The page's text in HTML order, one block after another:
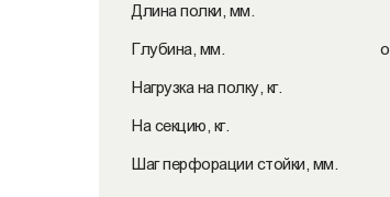
Длина полки, мм.
Глубина, мм.
Нагрузка на полку, кг.
На секцию, кг.
Шаг перфорации стойки, мм.